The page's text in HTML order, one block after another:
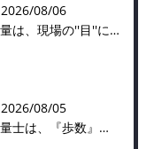
2026/08/06
測量は、現場の''目''になる仕事！？
2026/08/05
測量士は、『歩数』も大事！？